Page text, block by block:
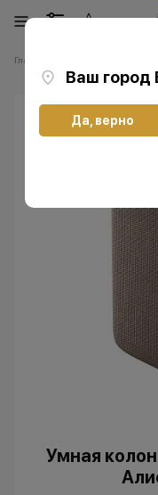
Ваш город
Да, верно
Главная
Умная